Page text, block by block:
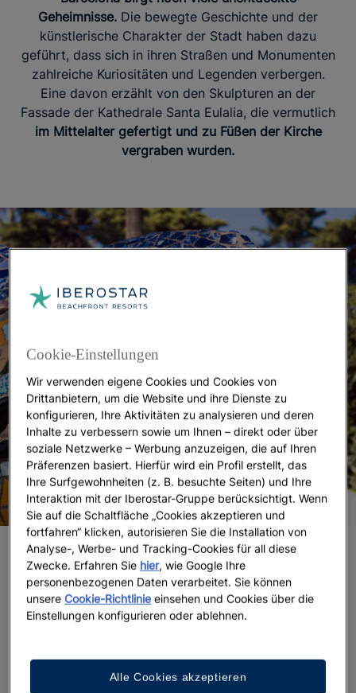
Geheimnisse. Die bewegte Geschichte und der
künstlerische Charakter der Stadt haben dazu
geführt, dass sich in ihren Straßen und Monumenten
zahlreiche Kuriositäten und Legenden verbergen.
Eine davon erzählt von den Skulpturen an der
Fassade der Kathedrale Santa Eulalia, die vermutlich
im Mittelalter gefertigt und zu Füßen der Kirche
vergraben wurden.
Stadt der Drachen
Der Drache ist eines der bekanntesten Symbole
Barcelonas. Deshalb wird jeder Spaziergang durch
das Eixample, El Raval oder die Ramblas zu
dieser mythischen Kreatur.Wenn du dein Hotel in
Barcelona verlässt und vor Gebäuden wie der Casa
Cookie-Einstellungen
Wir verwenden eigene Cookies und Cookies von
Drittanbietern, um die Website und ihre Dienste zu
konfigurieren, Ihre Aktivitäten zu analysieren und deren
Inhalte zu verbessern sowie um Ihnen – direkt oder über
soziale Netzwerke – Werbung anzuzeigen, die auf Ihren
Präferenzen basiert. Hierfür wird ein Profil erstellt, das
Ihre Surfgewohnheiten (z. B. besuchte Seiten) und Ihre
Interaktion mit der Iberostar-Gruppe berücksichtigt. Wenn
Sie auf die Schaltfläche „Cookies akzeptieren und
fortfahren“ klicken, autorisieren Sie die Installation von
Analyse-, Werbe- und Tracking-Cookies für all diese
Zwecke. Erfahren Sie hier, wie Google Ihre
personenbezogenen Daten verarbeitet. Sie können
unsereCookie-Richtlinie einsehen und Cookies über die
Einstellungen konfigurieren oder ablehnen.
Alle Cookies akzeptieren